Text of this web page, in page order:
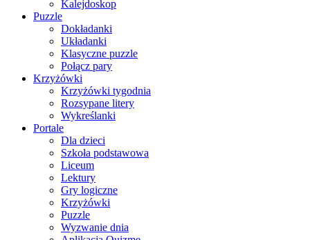
Kalejdoskop
Puzzle
Dokładanki
Układanki
Klasyczne puzzle
Połącz pary
Krzyżówki
Krzyżówki tygodnia
Rozsypane litery
Wykreślanki
Portale
Dla dzieci
Szkoła podstawowa
Liceum
Lektury
Gry logiczne
Krzyżówki
Puzzle
Wyzwanie dnia